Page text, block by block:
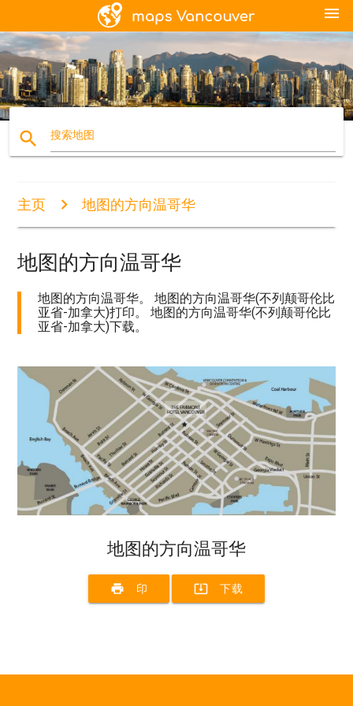
menu
search 搜索地图
主页 地图的方向温哥华
地图的方向温哥华
地图的方向温哥华。 地图的方向温哥华(不列颠哥伦比
亚省-加拿大)打印。 地图的方向温哥华(不列颠哥伦比
亚省-加拿大)下载。
地图的方向温哥华
print 印 system_update_alt 下载